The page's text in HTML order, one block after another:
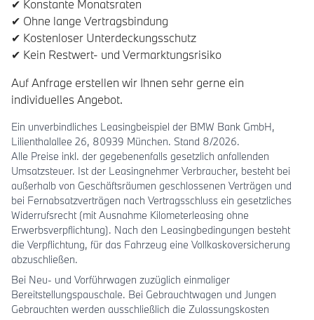
✔ Konstante Monatsraten
✔ Ohne lange Vertragsbindung
✔ Kostenloser Unterdeckungsschutz
✔ Kein Restwert- und Vermarktungsrisiko
Auf Anfrage erstellen wir Ihnen sehr gerne ein
individuelles Angebot.
Ein unverbindliches Leasingbeispiel der BMW Bank GmbH,
Lilienthalallee 26, 80939 München. Stand 8/2026.
Alle Preise inkl. der gegebenenfalls gesetzlich anfallenden
Umsatzsteuer. Ist der Leasingnehmer Verbraucher, besteht bei
außerhalb von Geschäftsräumen geschlossenen Verträgen und
bei Fernabsatzverträgen nach Vertragsschluss ein gesetzliches
Widerrufsrecht (mit Ausnahme Kilometerleasing ohne
Erwerbsverpflichtung). Nach den Leasingbedingungen besteht
die Verpflichtung, für das Fahrzeug eine Vollkaskoversicherung
abzuschließen.
Bei Neu- und Vorführwagen zuzüglich einmaliger
Bereitstellungspauschale. Bei Gebrauchtwagen und Jungen
Gebrauchten werden ausschließlich die Zulassungskosten